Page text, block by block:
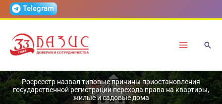
ПерейтиTelegram
Росреестр назвал типовые причины приостановления
государственной регистрации перехода права на квартиры,
жилые и садовые дома